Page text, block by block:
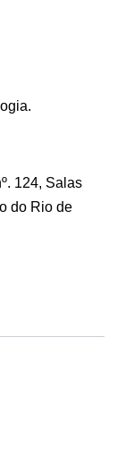
124, Salas
do Rio de